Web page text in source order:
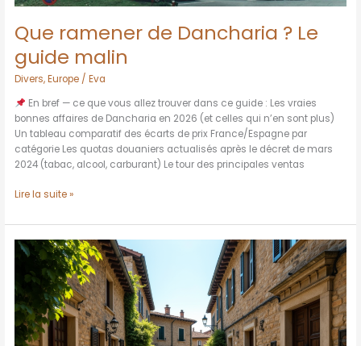
Que ramener de Dancharia ? Le
guide malin
Divers,Europe /Eva
En bref — ce que vous allez trouver dans ce guide : Les vraies
bonnes affaires de Dancharia en 2026 (et celles qui n’en sont plus)
Un tableau comparatif des écarts de prix France/Espagne par
catégorie Les quotas douaniers actualisés après le décret de mars
2024 (tabac, alcool, carburant) Le tour des principales ventas
Lire la suite »
Village
Pietra
d’Alba
:
Existe-
t-
il